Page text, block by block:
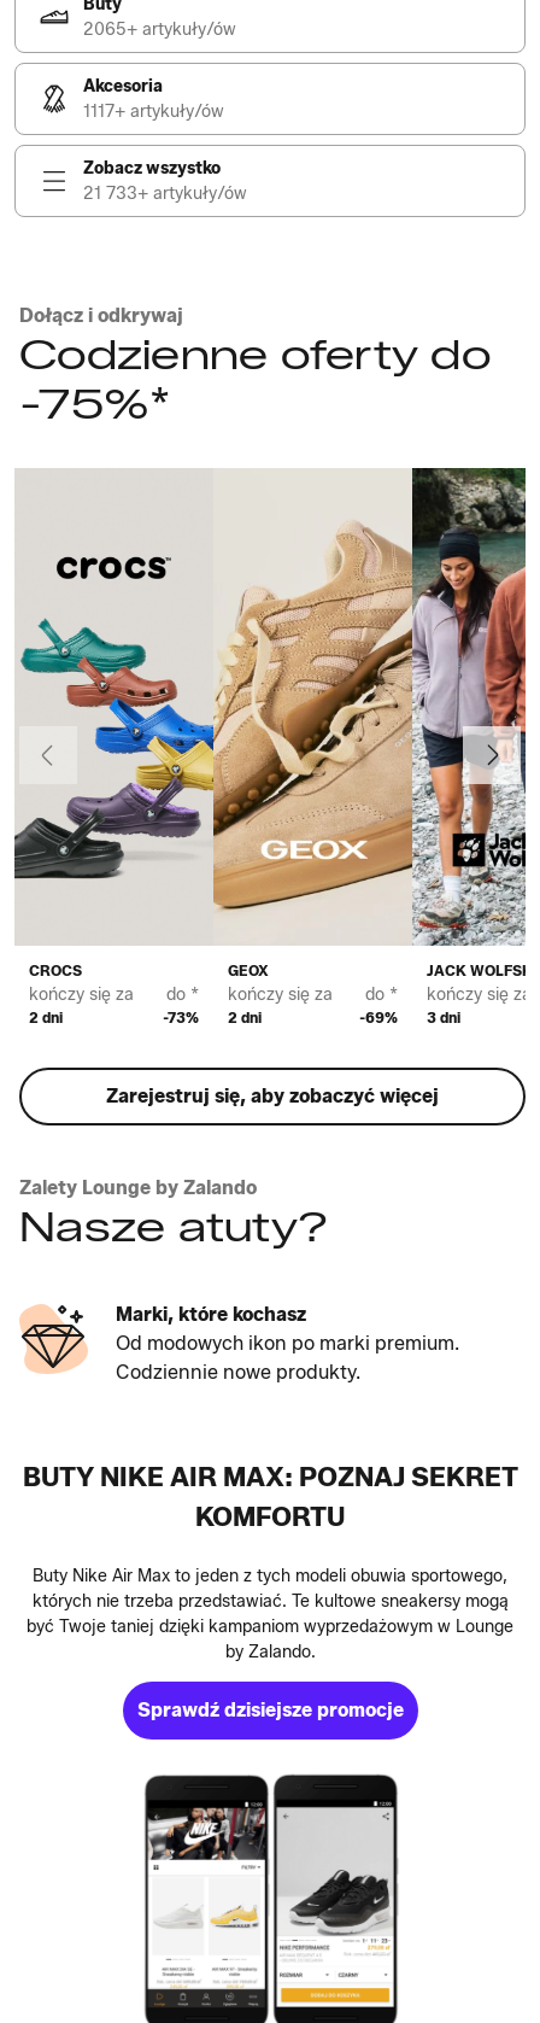
Buty
2065+ artykuły/ów
Akcesoria
1117+ artykuły/ów
Zobacz wszystko
21 733+ artykuły/ów
Dołącz i odkrywaj
Codzienne oferty do
-75%*
CROCS
kończy się za
2 dni
do *
-73%
GEOX
kończy się za
2 dni
do *
-69%
JACK
kończy się za
3 dni
Poprzedni Dalej
Zarejestruj się, aby zobaczyć więcej
Zalety Lounge by Zalando
Nasze atuty?
Marki, które kochasz
Od modowych ikon po marki premium.
Codziennie nowe produkty.
BUTY NIKE AIR MAX: POZNAJ SEKRET
KOMFORTU
Buty Nike Air Max to jeden z tych modeli obuwia sportowego,
których nie trzeba przedstawiać. Te kultowe sneakersy mogą
być Twoje taniej dzięki kampaniom wyprzedażowym w Lounge
by Zalando.
Sprawdź dzisiejsze promocje